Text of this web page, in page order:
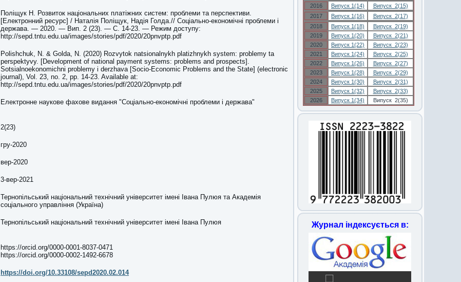
Поліщук Н. Розвиток національних платіжних систем: проблеми та перспективи.
[Електронний ресурс] / Наталія Поліщук, Надія Голда.// Соціально-економічні проблеми і
держава. — 2020. — Вип. 2 (23). — С. 14-23. — Режим доступу:
http://sepd.tntu.edu.ua/images/stories/pdf/2020/20pnvptp.pdf
Polishchuk, N. & Golda, N. (2020) Rozvytok natsionalnykh platizhnykh system: problemy ta
perspektyvy. [Development of national payment systems: problems and prospects].
Sotsialnoekonomichni problemy i derzhava [Socio-Economic Problems and the State] (electronic
journal), Vol. 23, no. 2, pp. 14-23. Available at:
http://sepd.tntu.edu.ua/images/stories/pdf/2020/20pnvptp.pdf
Електронне наукове фахове видання "Соціально-економічні проблеми і держава"
2(23)
гру-2020
вер-2020
3-вер-2021
Тернопільський національний технічний університет імені Івана Пулюя та Академія
соціального управління (Україна)
Тернопільський національний технічний університет імені Івана Пулюя
https://orcid.org/0000-0001-8037-0471
https://orcid.org/0000-0002-1492-6678
https://doi.org/10.33108/sepd2020.02.014
2016
Випуск 1(14)
Випуск 2(15)
2017
Випуск 1(16)
Випуск 2(17)
2018
Випуск 1(18)
Випуск 2(19)
2019
Випуск 1(20)
Випуск 2(21)
2020
Випуск 1(22)
Випуск 2(23)
2021
Випуск 1(24)
Випуск 2(25)
2022
Випуск 1(26)
Випуск 2(27)
2023
Випуск 1(28)
Випуск 2(29)
2024
Випуск 1(30)
Випуск 2(31)
2025
Випуск 1(32)
Випуск 2(33)
2026
Випуск 1(34) Випуск 2(35)
Журнал індексується в: